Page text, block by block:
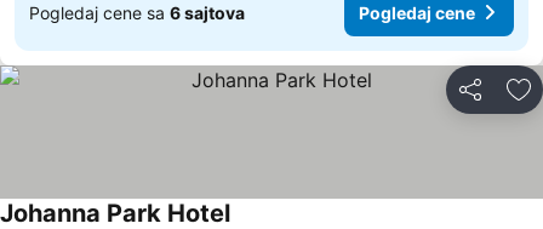
Pogledaj cene sa 6 sajtova Pogledaj cene
Deli
Johanna Park Hotel